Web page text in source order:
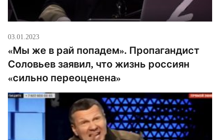
03.01.2023
«Мы же в рай попадем». Пропагандист
Соловьев заявил, что жизнь россиян
«сильно переоценена»